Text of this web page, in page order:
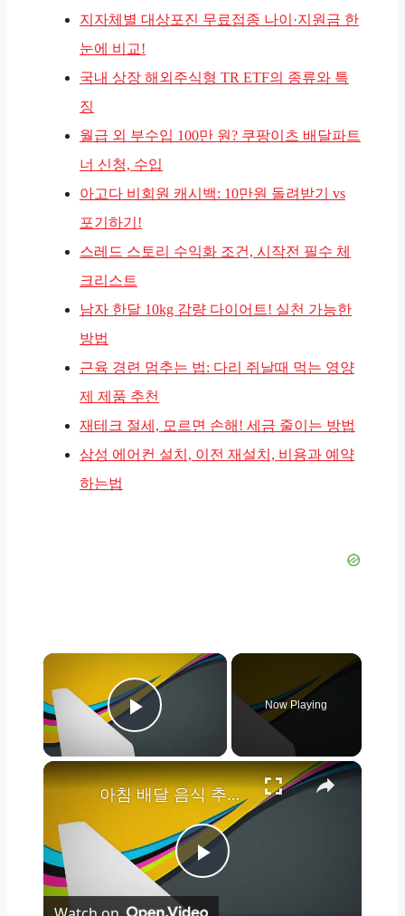
지자체별 대상포진 무료접종 나이·지원금 한
눈에 비교!
국내 상장 해외주식형 TR ETF의 종류와 특
징
월급 외 부수입 100만 원? 쿠팡이츠 배달파트
너 신청, 수입
아고다 비회원 캐시백: 10만원 돌려받기 vs
포기하기!
스레드 스토리 수익화 조건, 시작전 필수 체
크리스트
남자 한달 10kg 감량 다이어트! 실천 가능한
방법
근육 경련 멈추는 법: 다리 쥐날때 먹는 영양
제 제품 추천
재테크 절세, 모르면 손해! 세금 줄이는 방법
삼성 에어컨 설치, 이전 재설치, 비용과 예약
하는법
×
Play Video
Now Playing
×
Play
아침 배달 음식 추천 9가지를 지금 주문 하세요!